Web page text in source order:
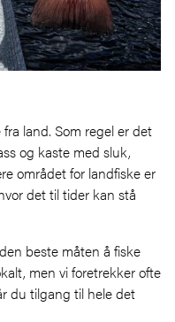
land. Som regel er det
og kaste med sluk,
området for landfiske er
det til tider kan stå
beste måten å fiske
men vi foretrekker ofte
du tilgang til hele det